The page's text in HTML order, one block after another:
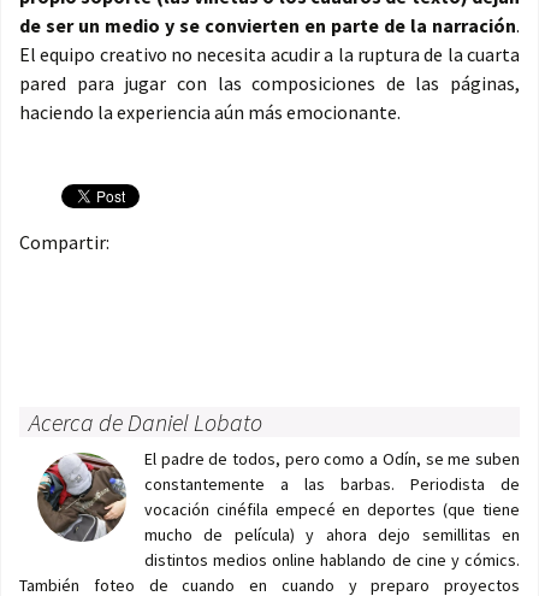
de ser un medio y se convierten en parte de la narración.
El equipo creativo no necesita acudir a la ruptura de la cuarta
pared para jugar con las composiciones de las páginas,
haciendo la experiencia aún más emocionante.
Compartir:
Acerca de Daniel Lobato
El padre de todos, pero como a Odín, se me suben
constantemente a las barbas. Periodista de
vocación cinéfila empecé en deportes (que tiene
mucho de película) y ahora dejo semillitas en
distintos medios online hablando de cine y cómics.
También foteo de cuando en cuando y preparo proyectos